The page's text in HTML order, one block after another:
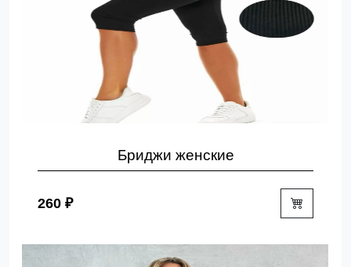
Бриджи женские
260 ₽